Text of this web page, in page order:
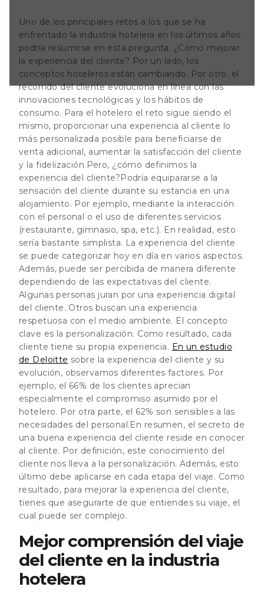
del
en una
mediante la
o el uso de
esto sería
del
hoy en día
puede ser
Uno de los principales retos a los que se ha
enfrentado la industria hotelera en los últimos años
podría resumirse en esta pregunta. ¿Cómo mejorar
la experiencia del cliente? Por un lado, los
conceptos hoteleros están cambiando. Por otro, el
recorrido del cliente evoluciona en línea con las
innovaciones tecnológicas y los hábitos de
consumo. Para el hotelero el reto sigue siendo el
mismo, proporcionar una experiencia al cliente lo
más personalizada posible para beneficiarse de
venta adicional, aumentar la satisfacción del cliente
y la fidelización. Pero, ¿cómo definimos la
experiencia del cliente?Podría equipararse a la
sensación del cliente durante su estancia en una
alojamiento. Por ejemplo, mediante la interacción
con el personal o el uso de diferentes servicios
(restaurante, gimnasio, spa, etc.). En realidad, esto
sería bastante simplista. La experiencia del cliente
se puede categorizar hoy en día en varios aspectos.
Además, puede ser percibida de manera diferente
dependiendo de las expectativas del cliente.
Algunas personas juran por una experiencia digital
del cliente. Otros buscan una experiencia
respetuosa con el medio ambiente. El concepto
clave es la personalización. Como resultado, cada
cliente tiene su propia experiencia. En un estudio
de Deloitte sobre la experiencia del cliente y su
evolución, observamos diferentes factores. Por
ejemplo, el 66% de los clientes aprecian
especialmente el compromiso asumido por el
hotelero. Por otra parte, el 62% son sensibles a las
necesidades del personal.En resumen, el secreto de
una buena experiencia del cliente reside en conocer
al cliente. Por definición, este conocimiento del
cliente nos lleva a la personalización. Además, esto
último debe aplicarse en cada etapa del viaje. Como
resultado, para mejorar la experiencia del cliente,
tienes que asegurarte de que entiendes su viaje, el
cual puede ser complejo.
Mejor comprensión del viaje
del cliente en la industria
hotelera